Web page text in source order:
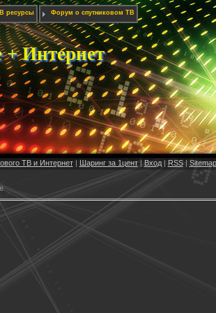
ресурсы Форум о спутниковом ТВ
+ Интернет
ТВ и Интернет| Шаринг за 1цент|Вход| RSS| Sitemap